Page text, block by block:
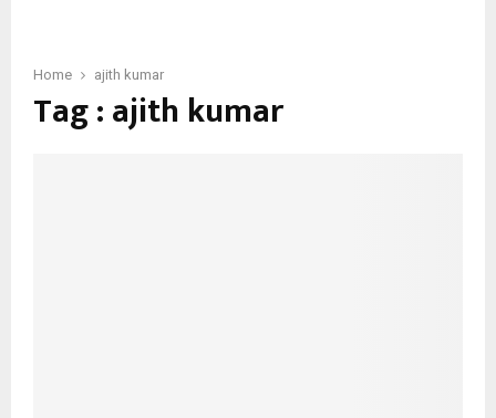
Home ajith kumar
Tag : ajith kumar